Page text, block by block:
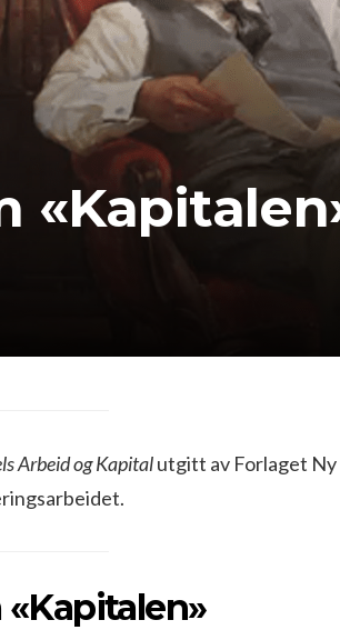
Arbeid og Kapitalutgitt av Forlaget Ny